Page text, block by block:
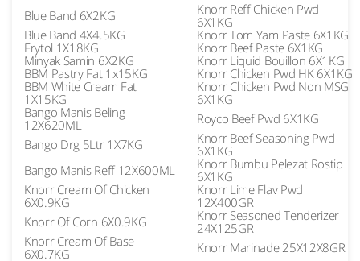
Blue Band 6X2KG
Knorr Reff Chicken Pwd
6X1KG
Blue Band 4X4.5KG
Knorr Tom Yam Paste 6X1KG
Frytol 1X18KG
Knorr Beef Paste 6X1KG
Minyak Samin 6X2KG
Knorr Liquid Bouillon 6X1KG
BBM Pastry Fat 1x15KG
Knorr Chicken Pwd HK 6X1KG
BBM White Cream Fat
1X15KG
Knorr Chicken Pwd Non MSG
6X1KG
Bango Manis Beling
12X620ML
Royco Beef Pwd 6X1KG
Bango Drg 5Ltr 1X7KG
Knorr Beef Seasoning Pwd
6X1KG
Bango Manis Reff 12X600ML
Knorr Bumbu Pelezat Rostip
6X1KG
Knorr Cream Of Chicken
6X0.9KG
Knorr Lime Flav Pwd
12X400GR
Knorr Of Corn 6X0.9KG
Knorr Seasoned Tenderizer
24X125GR
Knorr Cream Of Base
6X0.7KG
Knorr Marinade 25X12X8GR